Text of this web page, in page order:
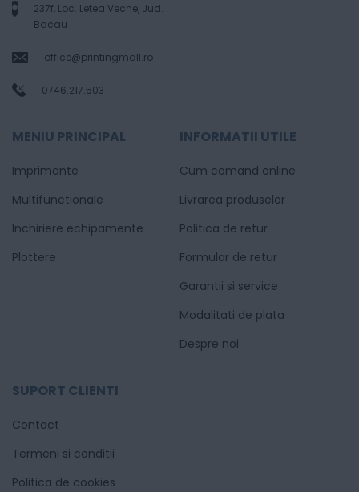
237f, Loc. Letea Veche, Jud.
Bacau
office@printingmall.ro
0746.217.503
MENIU PRINCIPAL
Imprimante
Multifunctionale
Inchiriere echipamente
Plottere
INFORMATII UTILE
Cum comand online
Livrarea produselor
Politica de retur
Formular de retur
Garantii si service
Modalitati de plata
Despre noi
SUPORT CLIENTI
Contact
Termeni si conditii
Politica de cookies